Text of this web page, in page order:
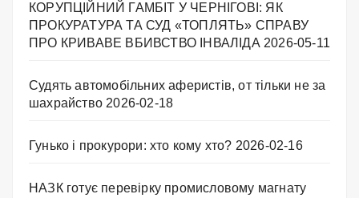
КОРУПЦІЙНИЙ ГАМБІТ У ЧЕРНІГОВІ: ЯК
ПРОКУРАТУРА ТА СУД «ТОПЛЯТЬ» СПРАВУ
ПРО КРИВАВЕ ВБИВСТВО ІНВАЛІДА 2026-05-11
Судять автомобільних аферистів, от тільки не за
шахрайство 2026-02-18
Гунько і прокурори: хто кому хто? 2026-02-16
НАЗК готує перевірку промисловому магнату